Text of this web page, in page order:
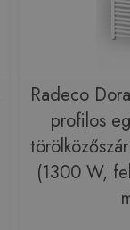
Radeco
profilos
(1300 W,